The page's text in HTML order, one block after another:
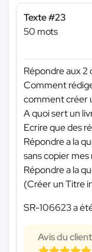
Texte #23
50 mots
Répondre aux 2
Comment
comment créer
A quoi sert un
Ecrire que des
Répondre a la
sans copier mes
Répondre a la
(Créer un Titre
SR-106623 a
Avis du client